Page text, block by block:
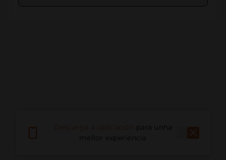
para unha
mellor experiencia